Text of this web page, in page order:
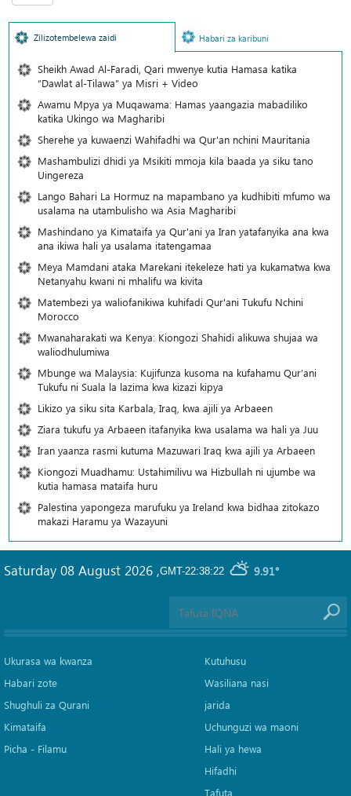
Zilizotembelewa zaidi Habari za karibuni
Sheikh Awad Al-Faradi, Qari mwenye kutia Hamasa katika
“Dawlat al-Tilawa” ya Misri + Video
Awamu Mpya ya Muqawama: Hamas yaangazia mabadiliko
katika Ukingo wa Magharibi
Sherehe ya kuwaenzi Wahifadhi wa Qur'an nchini Mauritania
Mashambulizi dhidi ya Msikiti mmoja kila baada ya siku tano
Uingereza
Lango Bahari La Hormuz na mapambano ya kudhibiti mfumo wa
usalama na utambulisho wa Asia Magharibi
Mashindano ya Kimataifa ya Qur'ani ya Iran yatafanyika ana kwa
ana ikiwa hali ya usalama itatengamaa
Meya Mamdani ataka Marekani itekeleze hati ya kukamatwa kwa
Netanyahu kwani ni mhalifu wa kivita
Matembezi ya waliofanikiwa kuhifadi Qur'ani Tukufu Nchini
Morocco
Mwanaharakati wa Kenya: Kiongozi Shahidi alikuwa shujaa wa
waliodhulumiwa
Mbunge wa Malaysia: Kujifunza kusoma na kufahamu Qur’ani
Tukufu ni Suala la lazima kwa kizazi kipya
Likizo ya siku sita Karbala, Iraq, kwa ajili ya Arbaeen
Ziara tukufu ya Arbaeen itafanyika kwa usalama wa hali ya Juu
Iran yaanza rasmi kutuma Mazuwari Iraq kwa ajili ya Arbaeen
Kiongozi Muadhamu: Ustahimilivu wa Hizbullah ni ujumbe wa
kutia hamasa mataifa huru
Palestina yapongeza marufuku ya Ireland kwa bidhaa zitokazo
makazi Haramu ya Wazayuni
GMT-22:38:22 9.91°
Saturday 08 August 2026 ,
Ukurasa wa kwanza
Habari zote
Shughuli za Qurani
Kimataifa
Picha‎ - Filamu‎
Kutuhusu
Wasiliana nasi
jarida
Uchunguzi wa maoni
Hali ya hewa
Hifadhi
Tafuta